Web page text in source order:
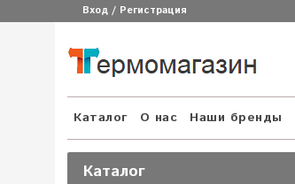
Вход / Регистрация
Каталог О нас Наши бренды
Каталог